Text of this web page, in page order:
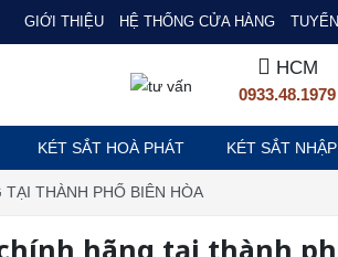
GIỚI THIỆU HỆ THỐNG CỬA HÀNG
HCM
0933.48.1979
KÉT SẮT HOÀ PHÁT KÉT SẮT
THÀNH PHỐ BIÊN HÒA
hãng tại thành